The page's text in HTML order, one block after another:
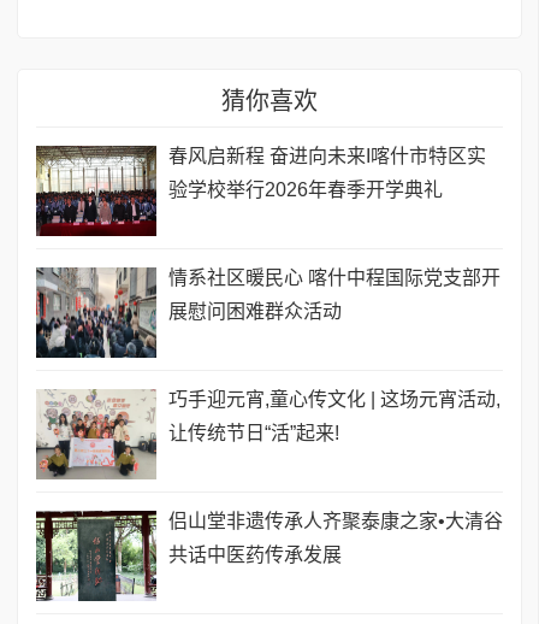
猜你喜欢
春风启新程 奋进向未来I喀什市特区实
验学校举行2026年春季开学典礼
情系社区暖民心 喀什中程国际党支部开
展慰问困难群众活动
巧手迎元宵,童心传文化 | 这场元宵活动,
让传统节日“活”起来!
侣山堂非遗传承人齐聚泰康之家•大清谷
共话中医药传承发展